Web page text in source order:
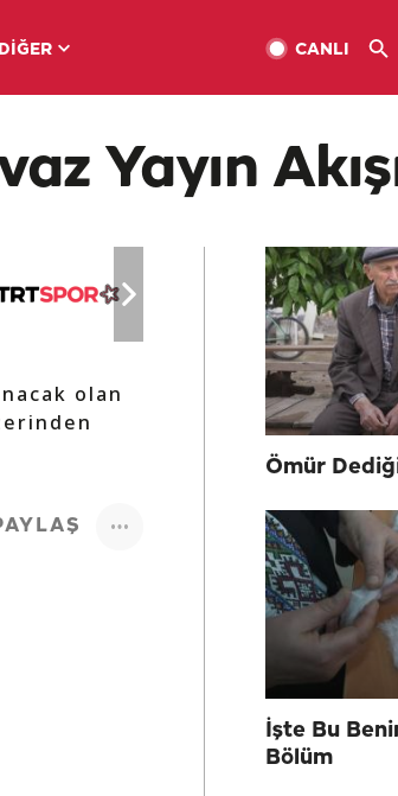
DİĞER CANLI
Yayın
olan
Ömür
İşte Bu
Bölüm